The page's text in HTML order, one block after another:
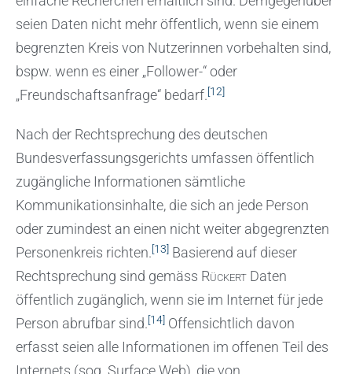
seien Daten nicht mehr öffentlich, wenn sie einem
begrenzten Kreis von Nutzerinnen vorbehalten sind,
bspw. wenn es einer „Follower-“ oder
„Freundschaftsanfrage“ bedarf.[12]
Nach der Rechtsprechung des deutschen
Bundesverfassungsgerichts umfassen öffentlich
zugängliche Informationen sämtliche
Kommunikationsinhalte, die sich an jede Person
oder zumindest an einen nicht weiter abgegrenzten
Personenkreis richten.[13] Basierend auf dieser
Rechtsprechung sind gemäss Rückert Daten
öffentlich zugänglich, wenn sie im Internet für jede
Person abrufbar sind.[14] Offensichtlich davon
erfasst seien alle Informationen im offenen Teil des